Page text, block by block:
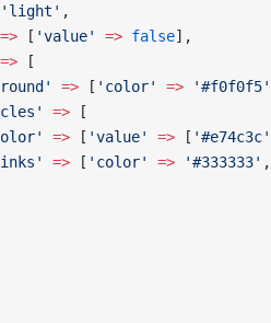
'light' ,
=> [ 'value' => false],
=> [
=> [ 'color' => '#f0f0f5'
=> [
=> [ 'value' => [ '#e74c3c'
=> [ 'color' => '#333333'